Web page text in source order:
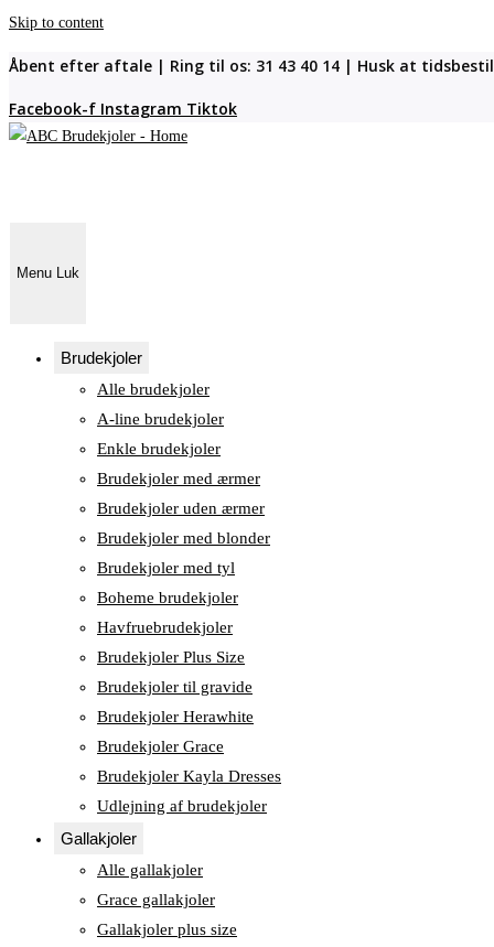
Skip to content
Åbent efter aftale | Ring til os: 31 43 40 14 | Husk at
Facebook-f Instagram Tiktok
Menu Luk
Brudekjoler
Alle brudekjoler
A-line brudekjoler
Enkle brudekjoler
Brudekjoler med ærmer
Brudekjoler uden ærmer
Brudekjoler med blonder
Brudekjoler med tyl
Boheme brudekjoler
Havfruebrudekjoler
Brudekjoler Plus Size
Brudekjoler til gravide
Brudekjoler Herawhite
Brudekjoler Grace
Brudekjoler Kayla Dresses
Udlejning af brudekjoler
Gallakjoler
Alle gallakjoler
Grace gallakjoler
Gallakjoler plus size